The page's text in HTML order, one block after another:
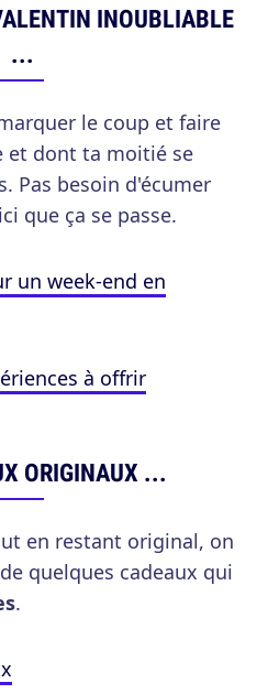
INOUBLIABLE
...
le coup et faire
et dont ta moitié se
Pas besoin d'écumer
que ça se passe.
un week-end en
à offrir
ORIGINAUX ...
en restant original, on
quelques cadeaux qui
.